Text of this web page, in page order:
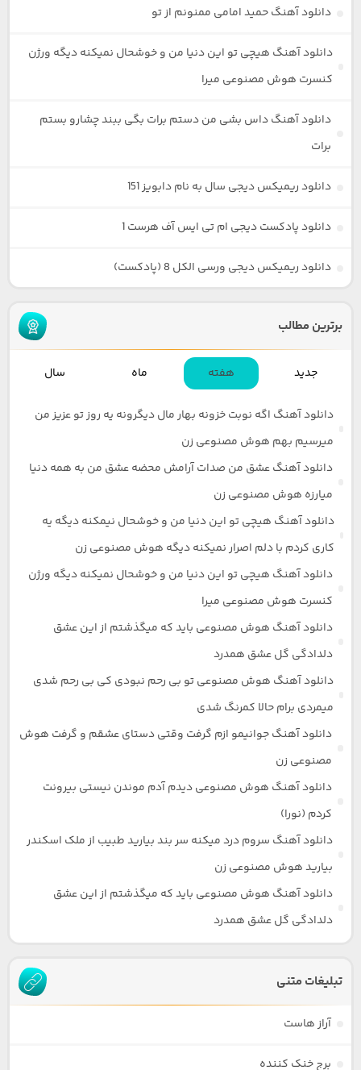
دانلود آهنگ حمید امامی ممنونم از تو
دانلود آهنگ هیچی تو این دنیا من و خوشحال نمیکنه دیگه ورژن
کنسرت هوش مصنوعی میرا
دانلود آهنگ داس بشی من دستم برات بگی ببند چشارو بستم
برات
دانلود ریمیکس دیجی سال به نام دابویز 151
دانلود پادکست دیجی ام تی ایس آف هرست 1
دانلود ریمیکس دیجی ورسی الکل 8 (پادکست)
برترین مطالب
جدید هفته ماه سال
دانلود آهنگ اگه نوبت خزونه بهار مال دیگرونه یه روز تو عزیز من
میرسیم بهم هوش مصنوعی زن
دانلود آهنگ عشق من صدات آرامش محضه عشق من به همه دنیا
میارزه هوش مصنوعی زن
دانلود آهنگ هیچی تو این دنیا من و خوشحال نیمکنه دیگه یه
کاری کردم با دلم اصرار نمیکنه دیگه هوش مصنوعی زن
دانلود آهنگ هیچی تو این دنیا من و خوشحال نمیکنه دیگه ورژن
کنسرت هوش مصنوعی میرا
دانلود آهنگ هوش مصنوعی باید که میگذشتم از این عشق
دلدادگی گل عشق همدرد
دانلود آهنگ هوش مصنوعی تو بی رحم نبودی کی بی رحم شدی
میمردی برام حالا کمرنگ شدی
دانلود آهنگ جوانیمو ازم گرفت وقتی دستای عشقم و گرفت هوش
مصنوعی زن
دانلود آهنگ هوش مصنوعی دیدم آدم موندن نیستی بیرونت
کردم (نورا)
دانلود آهنگ سروم درد میکنه سر بند بیارید طبیب از ملک اسکندر
بیارید هوش مصنوعی زن
دانلود آهنگ هوش مصنوعی باید که میگذشتم از این عشق
دلدادگی گل عشق همدرد
تبلیغات متنی
آراز هاست
برج خنک کننده